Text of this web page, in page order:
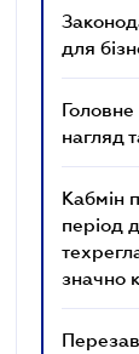
для
нагляд
Кабмін
період
значно